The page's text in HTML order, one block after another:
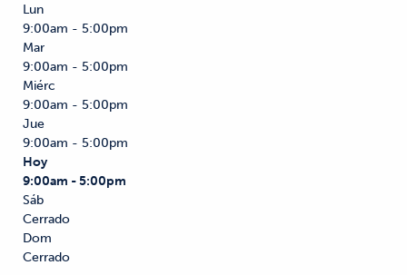
Lun
9:00am - 5:00pm
Mar
9:00am - 5:00pm
Miérc
9:00am - 5:00pm
Jue
9:00am - 5:00pm
Hoy
9:00am - 5:00pm
Sáb
Cerrado
Dom
Cerrado